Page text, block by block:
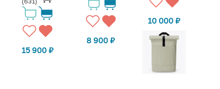
15 900₽
8 900₽
10 000₽